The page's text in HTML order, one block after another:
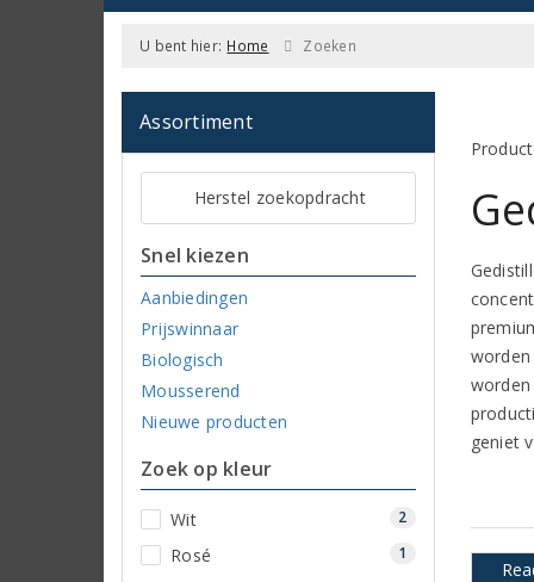
U bent hier: Home Zoeken
Assortiment
Herstel zoekopdracht
Snel kiezen
Aanbiedingen
Prijswinnaar
Biologisch
Mousserend
Nieuwe producten
Zoek op kleur
Wit 2
Rosé 1
geniet